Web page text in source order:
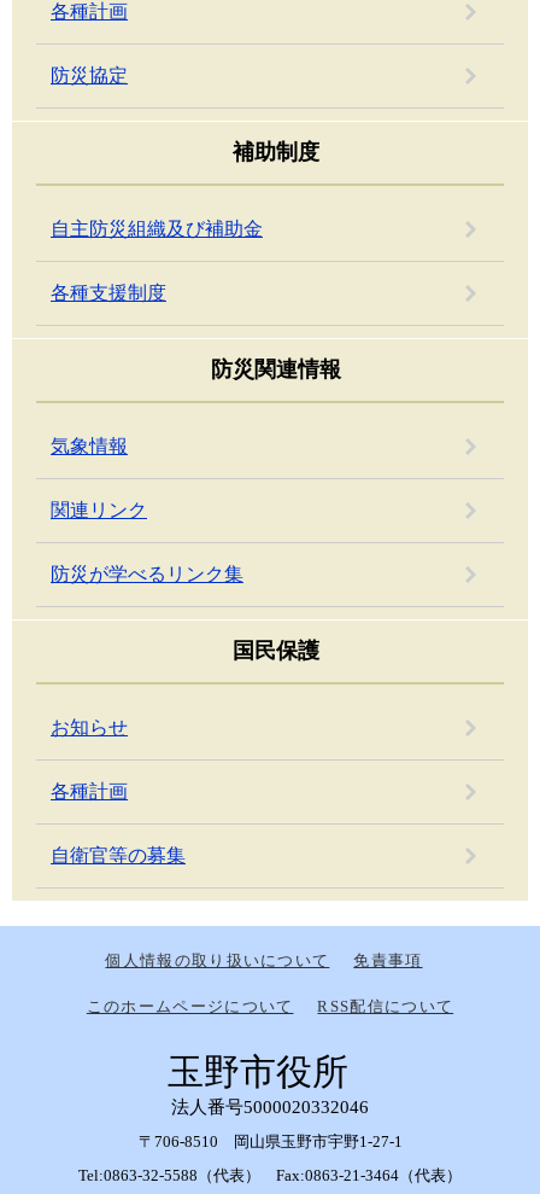
各種計画
防災協定
補助制度
自主防災組織及び補助金
各種支援制度
防災関連情報
気象情報
関連リンク
防災が学べるリンク集
国民保護
お知らせ
各種計画
自衛官等の募集
個人情報の取り扱いについて 免責事項
このホームページについて RSS配信について
玉野市役所
法人番号5000020332046
〒706-8510 岡山県玉野市宇野1-27-1
Tel:0863-32-5588（代表） Fax:0863-21-3464（代表）